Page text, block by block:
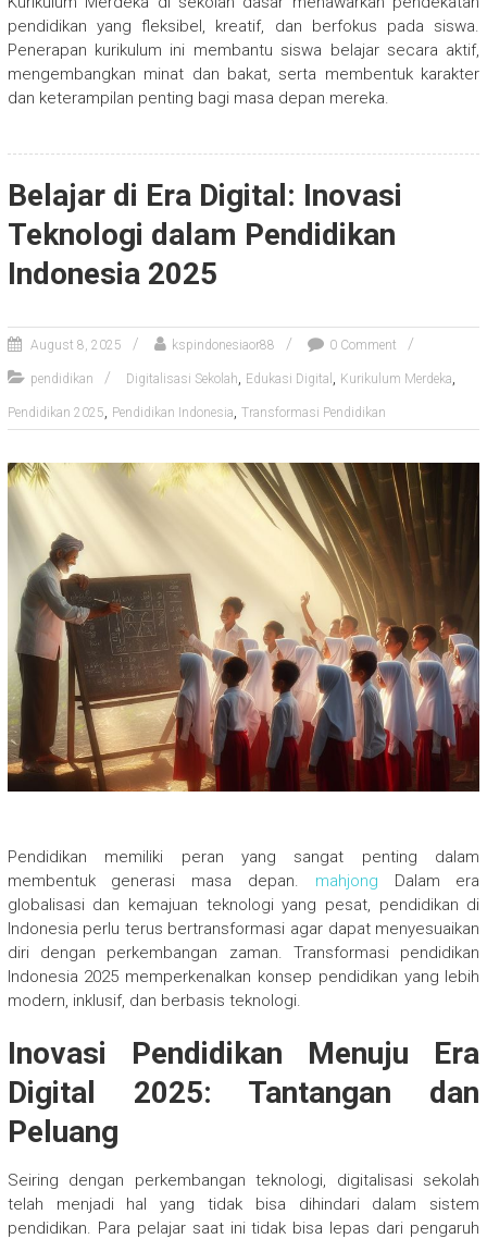
pendidikan yang fleksibel, kreatif, dan berfokus pada siswa.
Penerapan kurikulum ini membantu siswa belajar secara aktif,
mengembangkan minat dan bakat, serta membentuk karakter
dan keterampilan penting bagi masa depan mereka.
Belajar di Era Digital: Inovasi
Teknologi dalam Pendidikan
Indonesia 2025
August 8, 2025 kspindonesiaor88 0 Comment
pendidikan Digitalisasi Sekolah, Edukasi Digital , Kurikulum Merdeka,
Pendidikan 2025, Pendidikan Indonesia, Transformasi Pendidikan
Pendidikan memiliki peran yang sangat penting dalam
membentuk generasi masa depan. mahjong Dalam era
globalisasi dan kemajuan teknologi yang pesat, pendidikan di
Indonesia perlu terus bertransformasi agar dapat menyesuaikan
diri dengan perkembangan zaman. Transformasi pendidikan
Indonesia 2025 memperkenalkan konsep pendidikan yang lebih
modern, inklusif, dan berbasis teknologi.
Inovasi Pendidikan Menuju Era
Digital 2025: Tantangan dan
Peluang
Seiring dengan perkembangan teknologi, digitalisasi sekolah
telah menjadi hal yang tidak bisa dihindari dalam sistem
pendidikan. Para pelajar saat ini tidak bisa lepas dari pengaruh